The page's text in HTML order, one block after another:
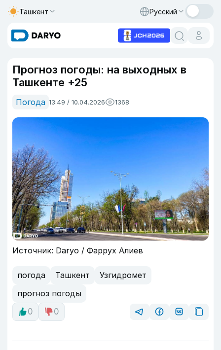
Ташкент Русский
Прогноз погоды: на выходных в
Ташкенте +25
Погода 13:49 / 10.04.2026 1368
Источник: Daryo / Фаррух Алиев
погода Ташкент
Узгидромет
прогноз погоды
0
0